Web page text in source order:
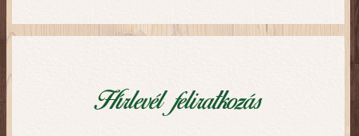
Hírlevél feliratkozás